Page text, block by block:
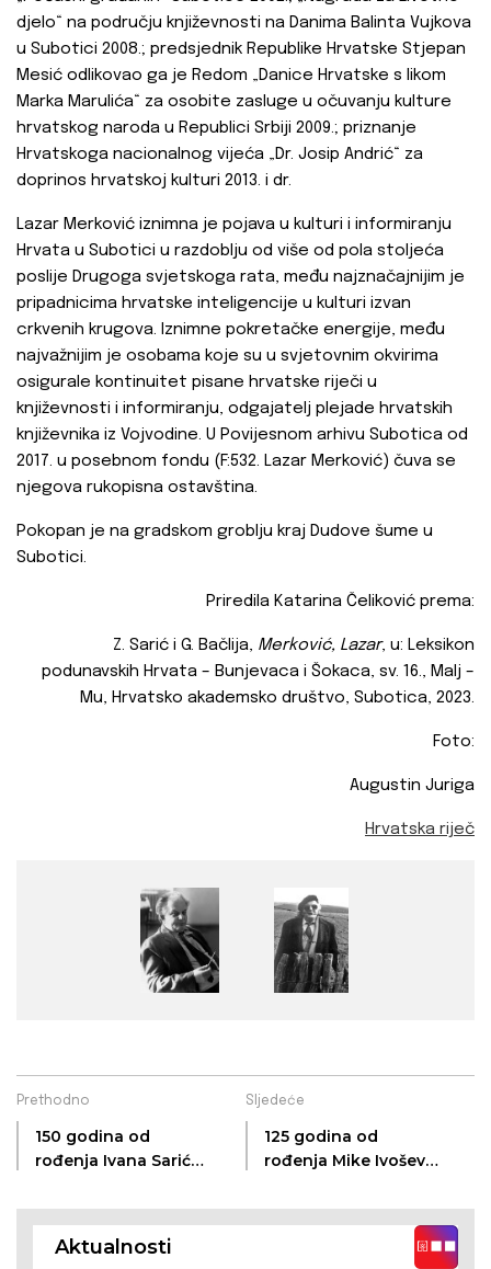
djelo“ na području književnosti na Danima Balinta Vujkova
u Subotici 2008.; predsjednik Republike Hrvatske Stjepan
Mesić odlikovao ga je Redom „Danice Hrvatske s likom
Marka Marulića“ za osobite zasluge u očuvanju kulture
hrvatskog naroda u Republici Srbiji 2009.; priznanje
Hrvatskoga nacionalnog vijeća „Dr. Josip Andrić“ za
doprinos hrvatskoj kulturi 2013. i dr.
Lazar Merković iznimna je pojava u kulturi i informiranju
Hrvata u Subotici u razdoblju od više od pola stoljeća
poslije Drugoga svjetskoga rata, među najznačajnijim je
pripadnicima hrvatske inteligencije u kulturi izvan
crkvenih krugova. Iznimne pokretačke energije, među
najvažnijim je osobama koje su u svjetovnim okvirima
osigurale kontinuitet pisane hrvatske riječi u
književnosti i informiranju, odgajatelj plejade hrvatskih
književnika iz Vojvodine. U Povijesnom arhivu Subotica od
2017. u posebnom fondu (F:532. Lazar Merković) čuva se
njegova rukopisna ostavština.
Pokopan je na gradskom groblju kraj Dudove šume u
Subotici.
Priredila Katarina Čeliković prema:
Z. Sarić i G. Bačlija, Merković, Lazar, u: Leksikon
podunavskih Hrvata – Bunjevaca i Šokaca, sv. 16., Malj –
Mu, Hrvatsko akademsko društvo, Subotica, 2023.
Foto:
Augustin Juriga
Hrvatska riječ
Prethodno
150 godina od
rođenja Ivana Sarića,
motociklista,
avijatičara i činovnika
Sljedeće
125 godina od
rođenja Mike Ivoševa
Bereg, 6. X. 1959.)
Aktualnosti